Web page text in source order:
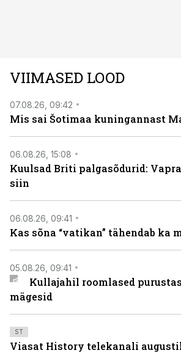
viasathistory.eu/ee
VIIMASED LOOD
07.08.26, 09:42
Mis sai Šotimaa kuningannast
06.08.26, 15:08
Kuulsad Briti palgasõdurid:
siin
06.08.26, 09:41
Kas sõna “vatikan” tähendab ka
05.08.26, 09:41
Kullajahil roomlased
mägesid
ST
Viasat History telekanali